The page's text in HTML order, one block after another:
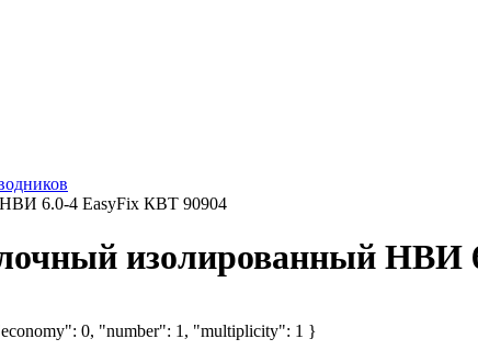
6.0-4 EasyFix КВТ 90904
изолированный НВИ
0, "number": 1, "multiplicity": 1 }